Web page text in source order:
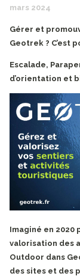
mars 2024
Gérer et
Geotrek ? C’est
Escalade,
d’orientation et
Imaginé en 2020
valorisation des
Outdoor dans
des sites et des